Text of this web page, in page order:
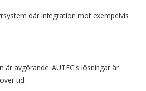
där integration mot exempelvis
avgörande. AUTEC:s lösningar är
tid.